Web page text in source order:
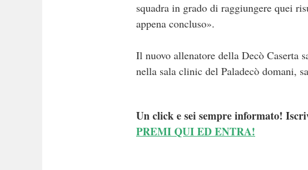
squadra in grado di raggiungere quei
appena concluso».
Il nuovo allenatore della Decò Caserta
nella sala clinic del Paladecò domani,
Un click e sei sempre informato!
PREMI QUI ED ENTRA!